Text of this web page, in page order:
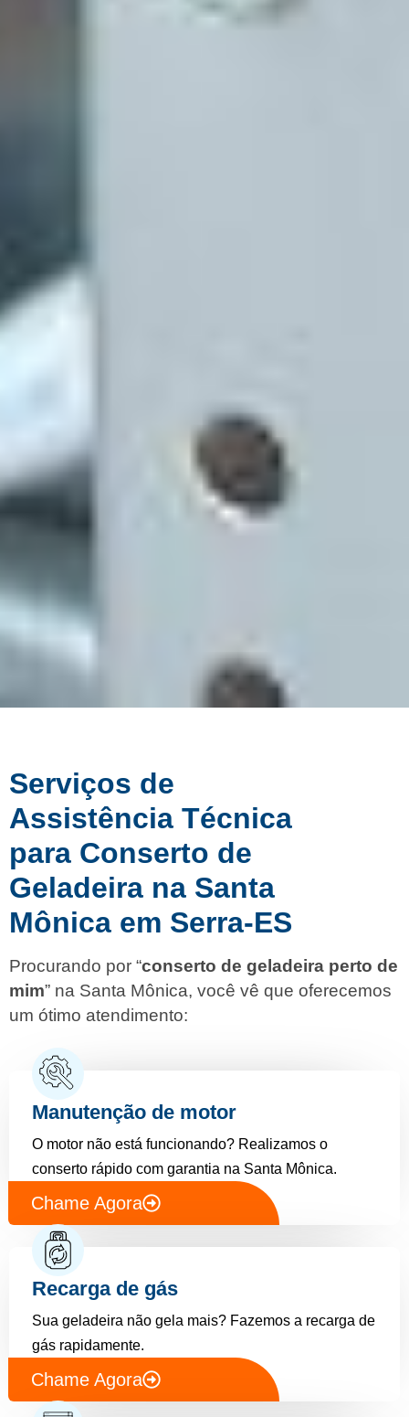
Serviços de
Assistência Técnica
para Conserto de
Geladeira na Santa
Mônica em Serra-ES
Procurando por “conserto de geladeira perto de
mim” na Santa Mônica, você vê que oferecemos
um ótimo atendimento:
Manutenção de motor
O motor não está funcionando? Realizamos o
conserto rápido com garantia na Santa Mônica.
Chame Agora
Recarga de gás
Sua geladeira não gela mais? Fazemos a recarga de
gás rapidamente.
Chame Agora